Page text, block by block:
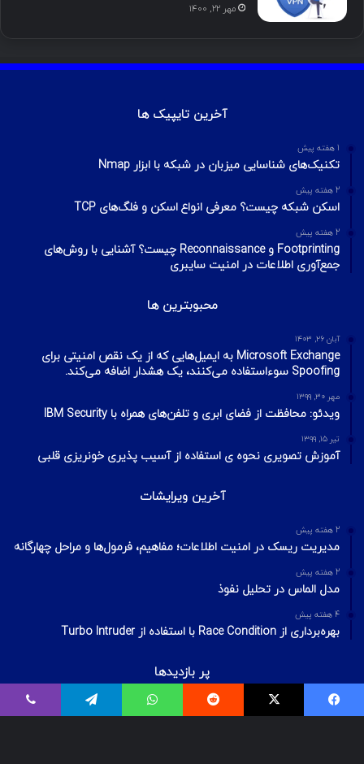
مهر ۲۲, ۱۴۰۰
آخرین تایپیک ها
1 هفته پیش
تکنیک‌های شناسایی میزبان در شبکه با ابزار Nmap
2 هفته پیش
اسکن شبکه چیست؟ معرفی انواع اسکن و فلگ‌های TCP
2 هفته پیش
Footprinting و Reconnaissance چیست؟ آشنایی با روش‌های
جمع‌آوری اطلاعات در امنیت سایبری
محبوبترین ها
آبان ۲۶, ۱۴۰۳
Microsoft Exchange به ایمیل‌هایی که از یک نقص امنیتی برای
Spoofing سوءاستفاده می‌کنند، یک هشدار اضافه می‌کند.
مهر ۳۰, ۱۳۹۹
ویدئو: محافظت از فضای ابری و تلفن‌های همراه با IBM Security
تیر ۱۵, ۱۳۹۹
آموزش تصویری نحوه ی استفاده از آسیب پذیری خونریزی قلبی
آخرین ویرایشات
2 هفته پیش
مدیریت ریسک در امنیت اطلاعات؛ مفاهیم، فرمول‌ها و مراحل چهارگانه
2 هفته پیش
مدل الماس در تحلیل نفوذ
4 هفته پیش
بهره‌برداری از Race Condition با استفاده از Turbo Intruder
پر بازدیدها
اردیبهشت ۲۰, ۱۴۰۰
فیسبوک ایکس Reddit واتس آپ تلگرام وایبر